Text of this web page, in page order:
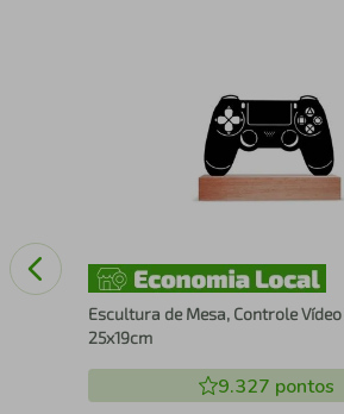
Escultura de Mesa, Controle Vídeo
25x19cm
9.327 pontos